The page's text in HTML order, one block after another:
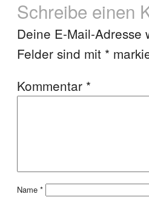
Schreibe einen
Deine E-Mail-Adresse
Felder sind mit *
Kommentar *
Name *